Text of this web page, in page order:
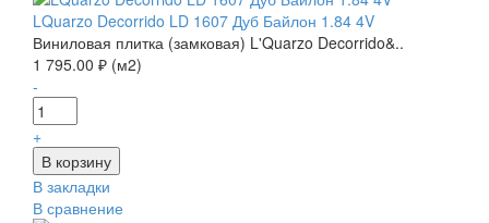
LQuarzo Decorrido LD 1607 Дуб Байлон 1.84 4V
Виниловая плитка (замковая) L'Quarzo Decorrido&..
1 795.00 ₽ (м2)
-
+
В закладки
В сравнение